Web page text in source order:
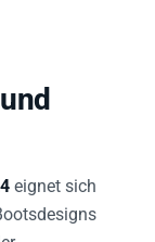
eignet sich